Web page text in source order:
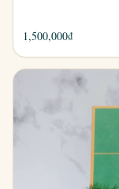
1,500,000₫